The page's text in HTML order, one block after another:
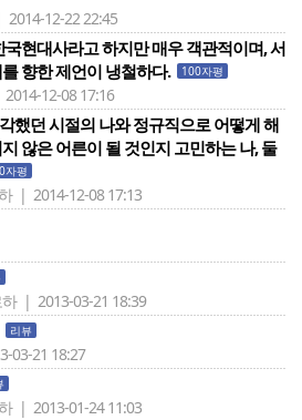
12-22 22:45
현대사라고 하지만 매우 객관적이며, 서
향한 제언이 냉철하다.
100자평
12-08 17:16
했던 시절의 나와 정규직으로 어떻게 해
않은 어른이 될 것인지 고민하는 나, 둘
자평
| 2014-12-08 17:13
하 | 2013-03-21 18:39
리뷰
03-21 18:27
| 2013-01-24 11:03